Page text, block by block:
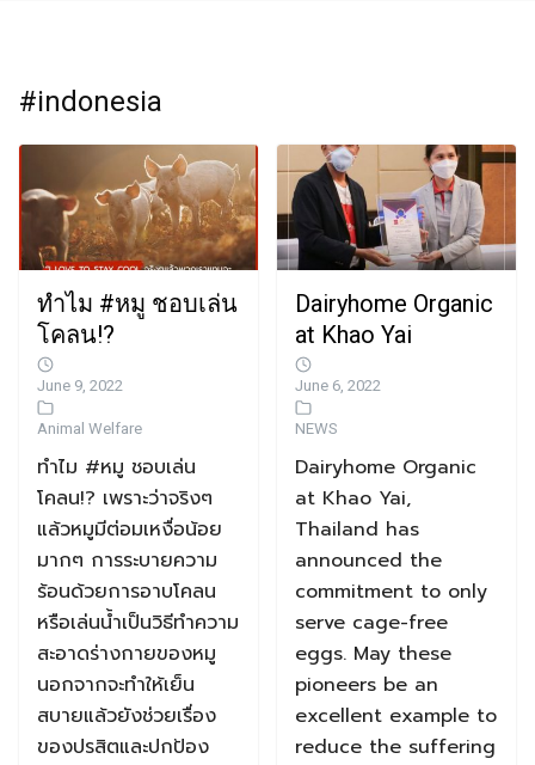
#indonesia
ทำไม #หมู ชอบเล่น
โคลน!?
June 9, 2022
Animal Welfare
ทำไม #หมู ชอบเล่น
โคลน!? เพราะว่าจริงๆ
แล้วหมูมีต่อมเหงื่อน้อย
มากๆ การระบายความ
ร้อนด้วยการอาบโคลน
หรือเล่นน้ำเป็นวิธีทำความ
สะอาดร่างกายของหมู
นอกจากจะทำให้เย็น
สบายแล้วยังช่วยเรื่อง
ของปรสิตและปกป้อง
Dairyhome Organic
at Khao Yai
June 6, 2022
NEWS
Dairyhome Organic
at Khao Yai,
Thailand has
announced the
commitment to only
serve cage-free
eggs. May these
pioneers be an
excellent example to
reduce the suffering